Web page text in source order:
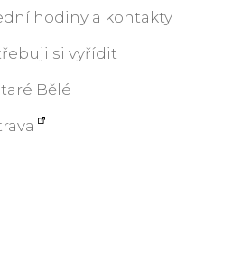
hodiny a kontakty
si vyřídit
Bělé